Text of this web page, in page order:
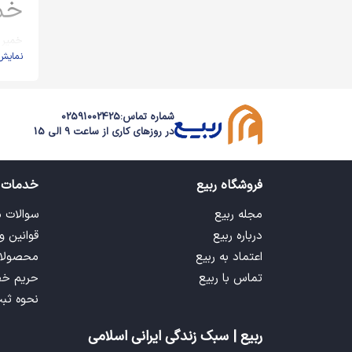
·
·
·
·
·
شماره تماس:02591002425
در روزهای کاری از ساعت 9 الی 15
فروشگاه ربیع
مجله ربیع
درباره ربیع
اعتماد به ربیع
تماس با ربیع
خدمات
سوالات
قوانین
حریم
نحوه
ربیع | سبک زندگی ایرانی اسلامی